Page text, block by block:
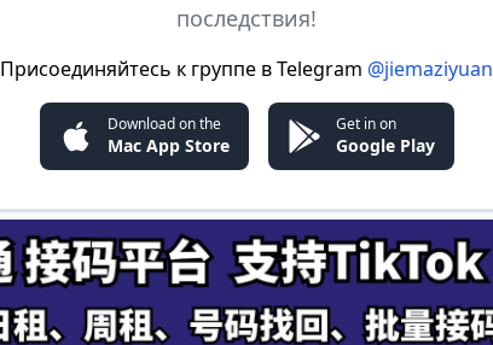
последствия!
Присоединяйтесь к группе в Telegram @jiemaziyuan
Download on the
Mac App Store
Get in on
Google Play